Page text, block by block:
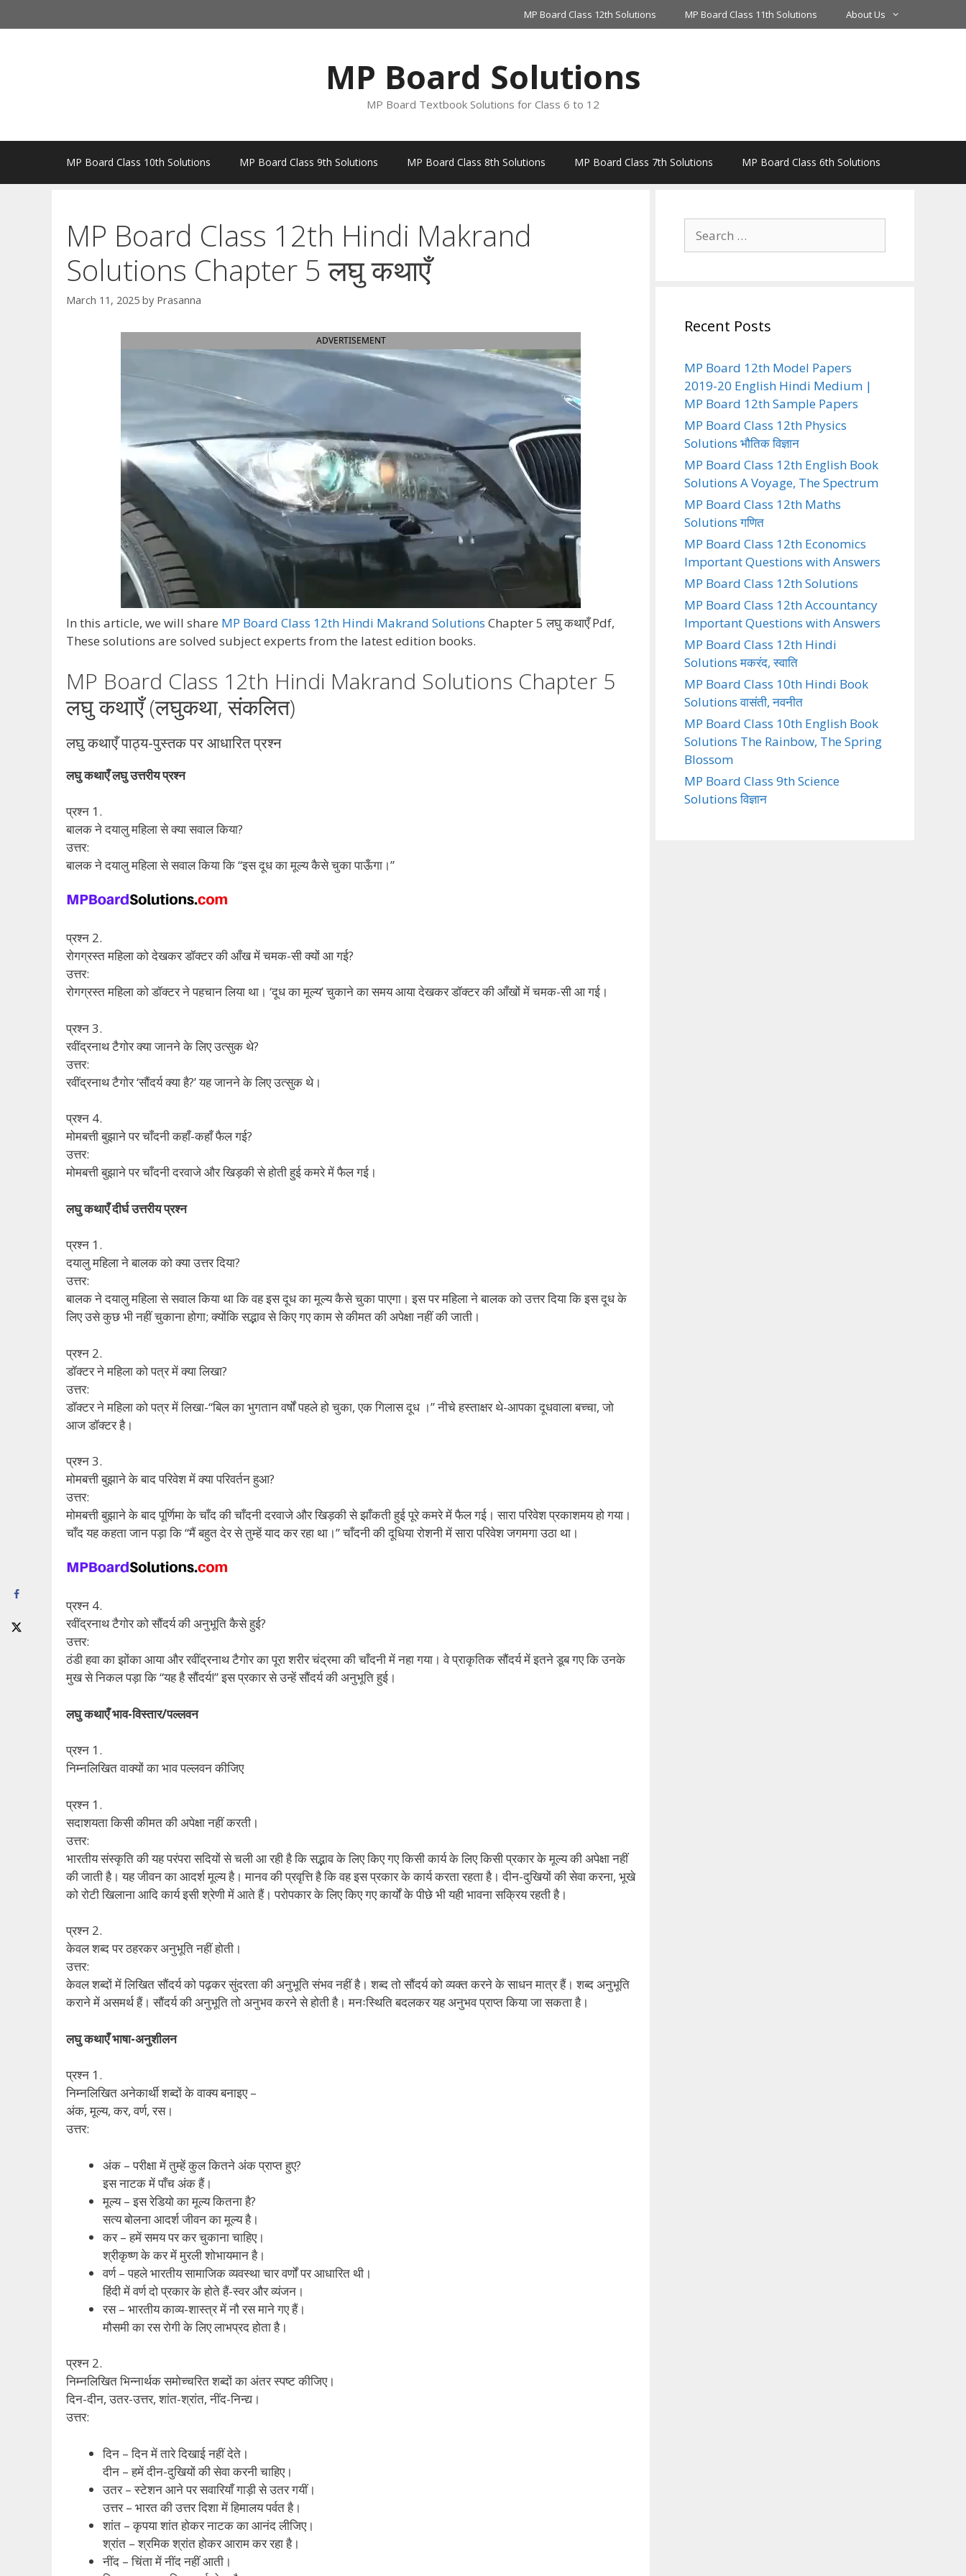
to
MP Board Class 12th Solutions MP Board Class 11th Solutions About Us
MP Board Solutions
MP Board Textbook Solutions for Class 6 to 12
MP Board Class 10th Solutions MP Board Class 9th Solutions MP Board Class 8th Solutions MP Board Class 7th Solutions MP Board Class 6th Solutions
MP Board Class 12th Hindi Makrand
Solutions Chapter 5 लघु कथाएँ
March 11, 2025 by Prasanna
ADVERTISEMENT
In this article, we will share MP Board Class 12th Hindi Makrand Solutions Chapter 5 लघु कथाएँ Pdf,
These solutions are solved subject experts from the latest edition books.
MP Board Class 12th Hindi Makrand Solutions Chapter 5
लघु कथाएँ (लघुकथा, संकलित)
लघु कथाएँ पाठ्य-पुस्तक पर आधारित प्रश्न
लघु कथाएँ लघु उत्तरीय प्रश्न
प्रश्न 1.
बालक ने दयालु महिला से क्या सवाल किया?
उत्तर:
बालक ने दयालु महिला से सवाल किया कि “इस दूध का मूल्य कैसे चुका पाऊँगा।”
प्रश्न 2.
रोगग्रस्त महिला को देखकर डॉक्टर की आँख में चमक-सी क्यों आ गई?
उत्तर:
रोगग्रस्त महिला को डॉक्टर ने पहचान लिया था। ‘दूध का मूल्य’ चुकाने का समय आया देखकर डॉक्टर की आँखों में चमक-सी आ गई।
प्रश्न 3.
रवींद्रनाथ टैगोर क्या जानने के लिए उत्सुक थे?
उत्तर:
रवींद्रनाथ टैगोर ‘सौंदर्य क्या है?’ यह जानने के लिए उत्सुक थे।
प्रश्न 4.
मोमबत्ती बुझाने पर चाँदनी कहाँ-कहाँ फैल गई?
उत्तर:
मोमबत्ती बुझाने पर चाँदनी दरवाजे और खिड़की से होती हुई कमरे में फैल गई।
लघु कथाएँ दीर्घ उत्तरीय प्रश्न
प्रश्न 1.
दयालु महिला ने बालक को क्या उत्तर दिया?
उत्तर:
बालक ने दयालु महिला से सवाल किया था कि वह इस दूध का मूल्य कैसे चुका पाएगा। इस पर महिला ने बालक को उत्तर दिया कि इस दूध के
लिए उसे कुछ भी नहीं चुकाना होगा; क्योंकि सद्भाव से किए गए काम से कीमत की अपेक्षा नहीं की जाती।
प्रश्न 2.
डॉक्टर ने महिला को पत्र में क्या लिखा?
उत्तर:
डॉक्टर ने महिला को पत्र में लिखा-“बिल का भुगतान वर्षों पहले हो चुका, एक गिलास दूध ।” नीचे हस्ताक्षर थे-आपका दूधवाला बच्चा, जो
आज डॉक्टर है।
प्रश्न 3.
मोमबत्ती बुझाने के बाद परिवेश में क्या परिवर्तन हुआ?
उत्तर:
मोमबत्ती बुझाने के बाद पूर्णिमा के चाँद की चाँदनी दरवाजे और खिड़की से झाँकती हुई पूरे कमरे में फैल गई। सारा परिवेश प्रकाशमय हो गया।
चाँद यह कहता जान पड़ा कि “मैं बहुत देर से तुम्हें याद कर रहा था।” चाँदनी की दूधिया रोशनी में सारा परिवेश जगमगा उठा था।
प्रश्न 4.
रवींद्रनाथ टैगोर को सौंदर्य की अनुभूति कैसे हुई?
उत्तर:
ठंडी हवा का झोंका आया और रवींद्रनाथ टैगोर का पूरा शरीर चंद्रमा की चाँदनी में नहा गया। वे प्राकृतिक सौंदर्य में इतने डूब गए कि उनके
मुख से निकल पड़ा कि “यह है सौंदर्य!” इस प्रकार से उन्हें सौंदर्य की अनुभूति हुई।
लघु कथाएँ भाव-विस्तार/पल्लवन
प्रश्न 1.
निम्नलिखित वाक्यों का भाव पल्लवन कीजिए
प्रश्न 1.
सदाशयता किसी कीमत की अपेक्षा नहीं करती।
उत्तर:
भारतीय संस्कृति की यह परंपरा सदियों से चली आ रही है कि सद्भाव के लिए किए गए किसी कार्य के लिए किसी प्रकार के मूल्य की अपेक्षा नहीं
की जाती है। यह जीवन का आदर्श मूल्य है। मानव की प्रवृत्ति है कि वह इस प्रकार के कार्य करता रहता है। दीन-दुखियों की सेवा करना, भूखे
को रोटी खिलाना आदि कार्य इसी श्रेणी में आते हैं। परोपकार के लिए किए गए कार्यों के पीछे भी यही भावना सक्रिय रहती है।
प्रश्न 2.
केवल शब्द पर ठहरकर अनुभूति नहीं होती।
उत्तर:
केवल शब्दों में लिखित सौंदर्य को पढ़कर सुंदरता की अनुभूति संभव नहीं है। शब्द तो सौंदर्य को व्यक्त करने के साधन मात्र हैं। शब्द अनुभूति
कराने में असमर्थ हैं। सौंदर्य की अनुभूति तो अनुभव करने से होती है। मनःस्थिति बदलकर यह अनुभव प्राप्त किया जा सकता है।
लघु कथाएँ भाषा-अनुशीलन
प्रश्न 1.
निम्नलिखित अनेकार्थी शब्दों के वाक्य बनाइए –
अंक, मूल्य, कर, वर्ण, रस।
उत्तर:
अंक – परीक्षा में तुम्हें कुल कितने अंक प्राप्त हुए?
इस नाटक में पाँच अंक हैं।
मूल्य – इस रेडियो का मूल्य कितना है?
सत्य बोलना आदर्श जीवन का मूल्य है।
कर – हमें समय पर कर चुकाना चाहिए।
श्रीकृष्ण के कर में मुरली शोभायमान है।
वर्ण – पहले भारतीय सामाजिक व्यवस्था चार वर्णों पर आधारित थी।
हिंदी में वर्ण दो प्रकार के होते हैं-स्वर और व्यंजन।
रस – भारतीय काव्य-शास्त्र में नौ रस माने गए हैं।
मौसमी का रस रोगी के लिए लाभप्रद होता है।
प्रश्न 2.
निम्नलिखित भिन्नार्थक समोच्चरित शब्दों का अंतर स्पष्ट कीजिए।
दिन-दीन, उतर-उत्तर, शांत-श्रांत, नींद-निन्द्य।
उत्तर:
दिन – दिन में तारे दिखाई नहीं देते।
दीन – हमें दीन-दुखियों की सेवा करनी चाहिए।
उतर – स्टेशन आने पर सवारियाँ गाड़ी से उतर गयीं।
उत्तर – भारत की उत्तर दिशा में हिमालय पर्वत है।
शांत – कृपया शांत होकर नाटक का आनंद लीजिए।
श्रांत – श्रमिक श्रांत होकर आराम कर रहा है।
नींद – चिंता में नींद नहीं आती।
for:
Recent Posts
MP Board 12th Model Papers
2019-20 English Hindi Medium |
MP Board 12th Sample Papers
MP Board Class 12th Physics
Solutions भौतिक विज्ञान
MP Board Class 12th English Book
Solutions A Voyage, The Spectrum
MP Board Class 12th Maths
Solutions गणित
MP Board Class 12th Economics
Important Questions with Answers
MP Board Class 12th Solutions
MP Board Class 12th Accountancy
Important Questions with Answers
MP Board Class 12th Hindi
Solutions मकरंद, स्वाति
MP Board Class 10th Hindi Book
Solutions वासंती, नवनीत
MP Board Class 10th English Book
Solutions The Rainbow, The Spring
Blossom
MP Board Class 9th Science
Solutions विज्ञान